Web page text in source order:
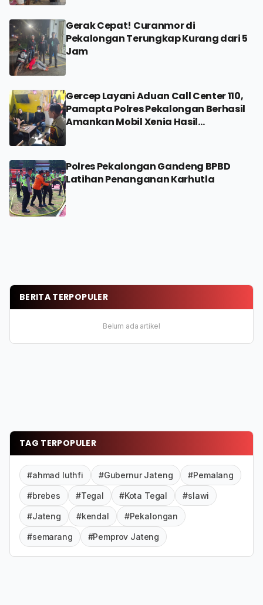
Gerak Cepat! Curanmor di
Pekalongan Terungkap Kurang dari 5
Jam
Gercep Layani Aduan Call Center 110,
Pamapta Polres Pekalongan Berhasil
Amankan Mobil Xenia Hasil
Polres Pekalongan Gandeng BPBD
Latihan Penanganan Karhutla
BERITA TERPOPULER
Belum ada artikel
TAG TERPOPULER
#ahmad luthfi #Gubernur Jateng #Pemalang
#brebes #Tegal #Kota Tegal #slawi
#Jateng #kendal #Pekalongan
#semarang #Pemprov Jateng